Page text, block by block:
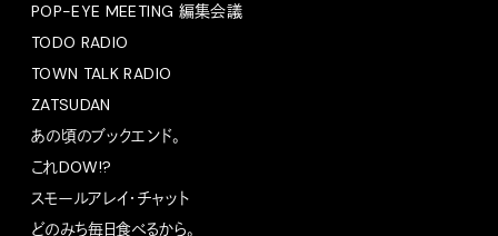
POP-EYE MEETING 編集会議
TODO RADIO
TOWN TALK RADIO
ZATSUDAN
あの頃のブックエンド。
これDOW!?
スモールアレイ・チャット
どのみち毎日食べるから。